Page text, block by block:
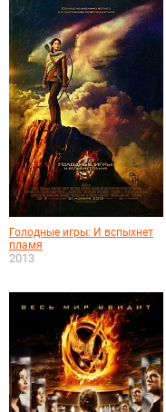
Голодные игры: И вспыхнет
пламя
2013